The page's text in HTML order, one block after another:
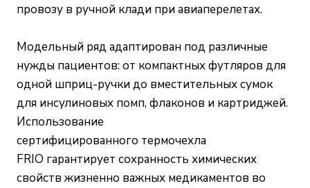
провозу в ручной клади при авиаперелетах.
Модельный ряд адаптирован под различные
нужды пациентов: от компактных футляров для
одной шприц-ручки до вместительных сумок
для инсулиновых помп, флаконов и картриджей.
Использование
сертифицированного термочехла
FRIO гарантирует сохранность химических
свойств жизненно важных медикаментов во